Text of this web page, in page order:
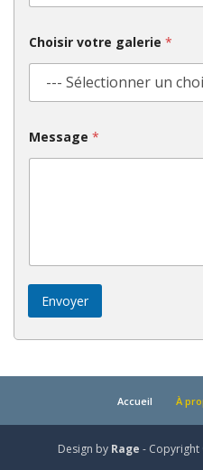
m
Choisir votre galerie *
Message *
Envoyer
Accueil À
Design by Rage -